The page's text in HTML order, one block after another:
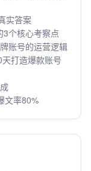
实答案
3个核心考察点
账号的运营逻辑
打造爆款账号
文率80%